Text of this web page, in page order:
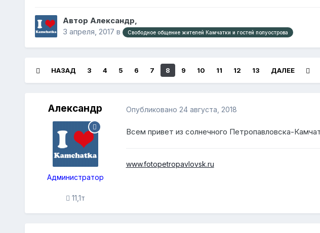
Автор Александр,
3 апреля, 2017 в Свободное общение жителей Камчатки и гостей полуострова
НАЗАД 3 4 5 6 7 8 9 10 11 12 13 ДАЛЕЕ
Александр
Администратор
11,1т
Опубликовано 24 августа, 2018
Всем привет из солнечного Петропавловска-
www.fotopetropavlovsk.ru